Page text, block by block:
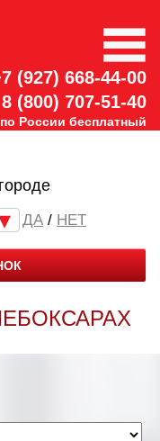
(927) 668-44-00
8 (800) 707-51-40
России бесплатный
/ НЕТ